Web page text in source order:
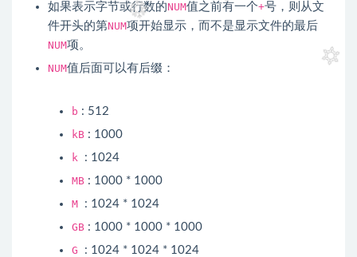
如果表示字节或行数的NUM值之前有一个+号，则从文
件开头的第NUM项开始显示，而不是显示文件的最后
NUM项。
NUM值后面可以有后缀：
b : 512
kB : 1000
k : 1024
MB : 1000 * 1000
M : 1024 * 1024
GB : 1000 * 1000 * 1000
G : 1024 * 1024 * 1024